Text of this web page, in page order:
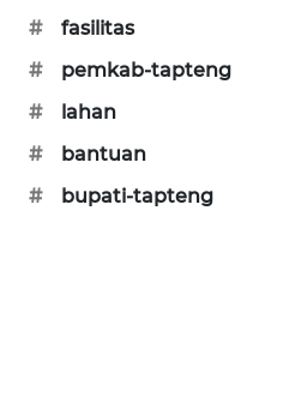
#
fasilitas
#
pemkab-tapteng
#
lahan
#
bantuan
#
bupati-tapteng
NEWS
BERKAT
NEWS
BERAMPU
NEWS